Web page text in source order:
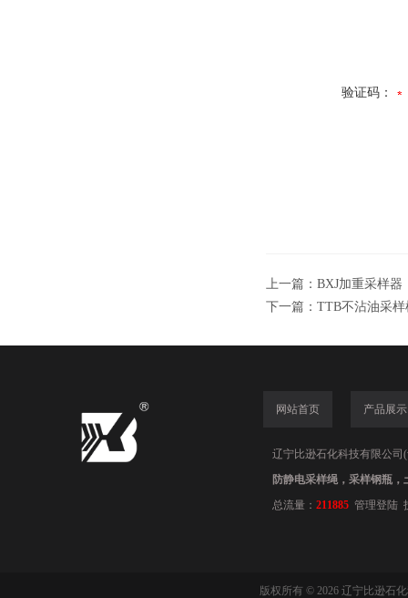
验证码：
上一篇： BXJ加重采样器
下一篇： TTB不沾油采样
网站首页 产品展示
辽宁比逊石化科技有限公司
防静电采样绳，采样钢瓶
总流量： 211885 管理登陆
版权所有 © 2026 辽宁比逊石